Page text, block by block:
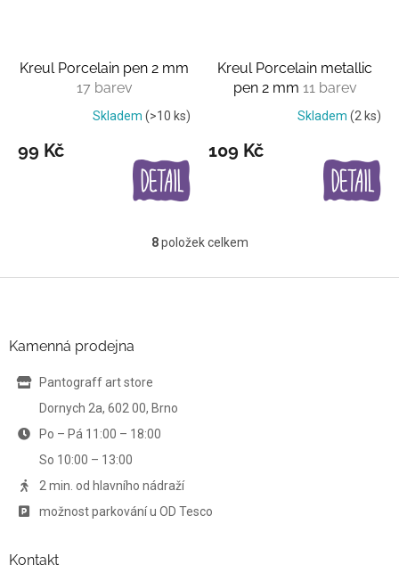
Kreul Porcelain pen 2 mm
17 barev
Skladem (>10 ks)
99 Kč
Kreul Porcelain metallic
pen 2 mm 11 barev
Skladem (2 ks)
109 Kč
O
l
p
i
8položek celkem
Kamenná prodejna
Pantograff art store
Dornych 2a, 602 00, Brno
Po – Pá 11:00 – 18:00
So 10:00 – 13:00
2 min. od hlavního nádraží
možnost parkování u OD Tesco
Kontakt